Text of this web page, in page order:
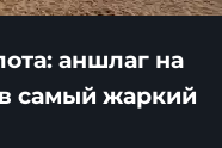
аншлаг на
самый жаркий